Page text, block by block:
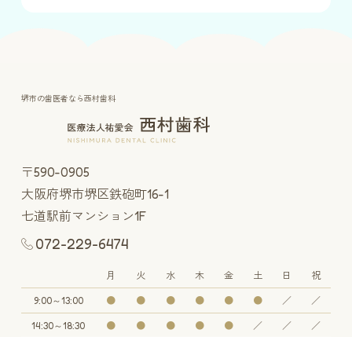
堺市の歯医者なら西村歯科
〒590-0905
大阪府堺市堺区鉄砲町16-1
七道駅前マンション1F
072-229-6474
月 火 水 木 金 土 日 祝
9:00～13:00 ● ● ● ● ● ● ／ ／
14:30～18:30 ● ● ● ● ● ／ ／ ／